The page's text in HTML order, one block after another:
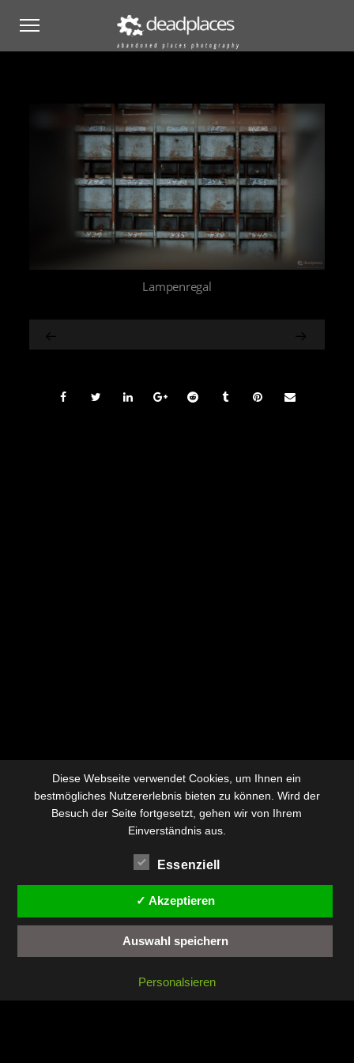
Lampenregal
Diese Webseite verwendet Cookies, um Ihnen ein
bestmögliches Nutzererlebnis bieten zu können. Wird der
Besuch der Seite fortgesetzt, gehen wir von Ihrem
Einverständnis aus.
Essenziell
✓ Akzeptieren
Auswahl speichern
Personalsieren